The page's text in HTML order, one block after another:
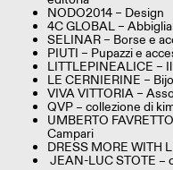
NODO2014 – Design
4C GLOBAL –
SELINAR – Borse e
PIUTI – Pupazzi e
LITTLEPINEALICE –
LE CERNIERINE –
VIVA VITTORIA –
QVP – collezione di
UMBERTO
Campari
DRESS MORE WITH
JEAN-LUC STOTE –